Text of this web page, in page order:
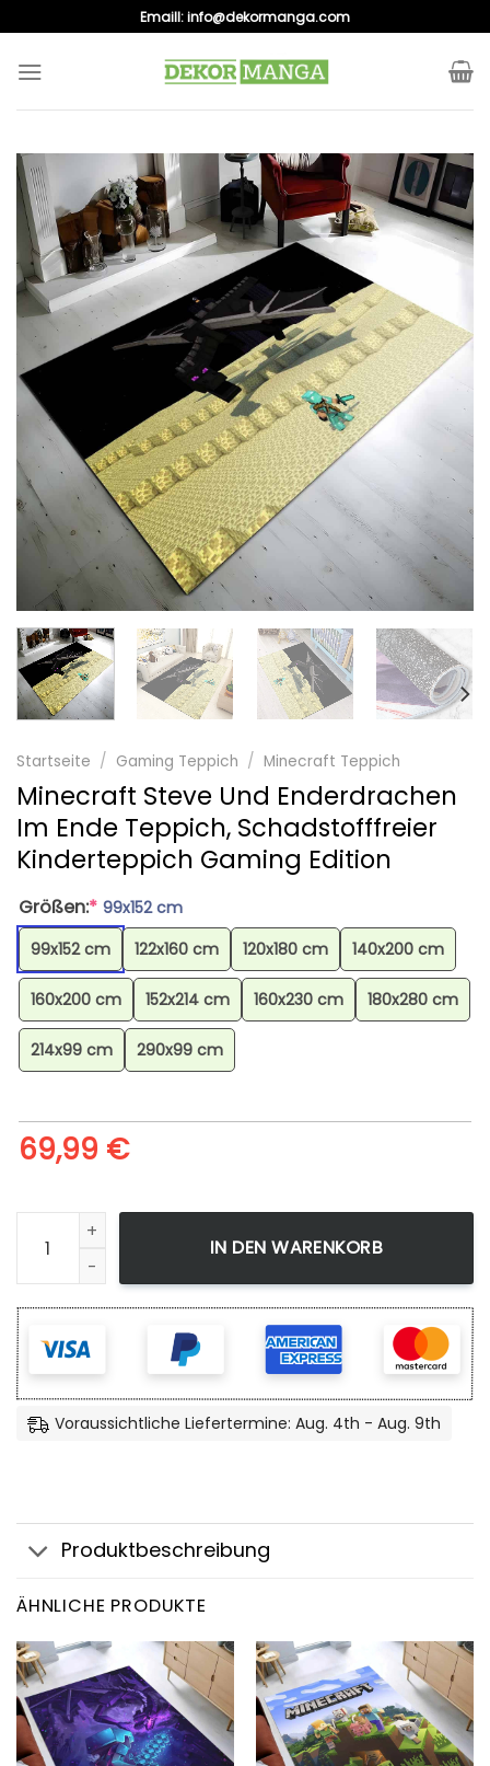
to
content
Emaill:info@dekormanga.com
Startseite / Gaming Teppich / Minecraft Teppich
Minecraft Steve Und Enderdrachen
Im Ende Teppich, Schadstofffreier
Kinderteppich Gaming Edition
Größen:* 99x152 cm
99x152 cm
122x160 cm 120x180 cm 140x200 cm
160x200 cm 152x214 cm 160x230 cm 180x280 cm
214x99 cm 290x99 cm
69,99 €
Minecraft Steve Und Enderdrachen Im Ende Teppich,
IN DEN WARENKORB
Voraussichtliche Liefertermine: Aug. 4th - Aug. 9th
Produktbeschreibung
ÄHNLICHE PRODUKTE